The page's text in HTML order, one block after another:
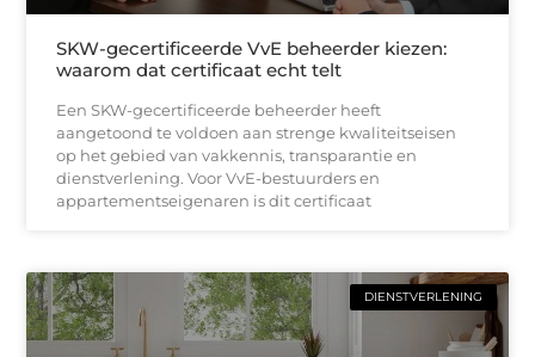
SKW-gecertificeerde VvE beheerder kiezen:
waarom dat certificaat echt telt
Een SKW-gecertificeerde beheerder heeft
aangetoond te voldoen aan strenge kwaliteitseisen
op het gebied van vakkennis, transparantie en
dienstverlening. Voor VvE-bestuurders en
appartementseigenaren is dit certificaat
DIENSTVERLENING